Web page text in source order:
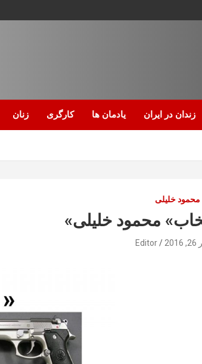
زندان در ایران یادمان ها کارگری زنان
محمود خلیلی
محمود خلیلی»
Editor